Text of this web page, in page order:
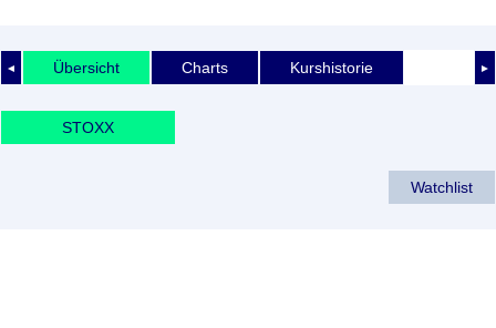
◄ ►
Übersicht Charts Kurshistorie
STOXX
Watchlist